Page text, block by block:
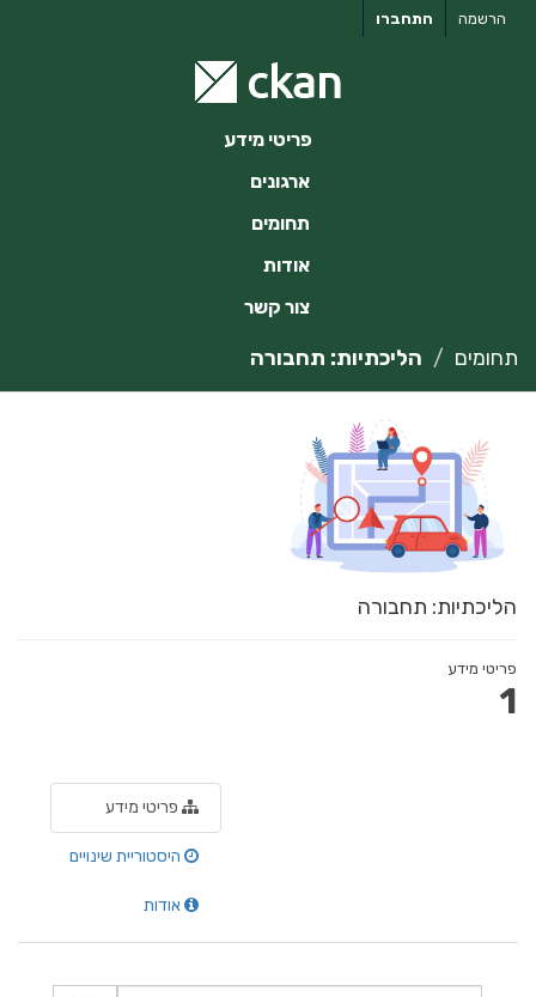
התחברו הרשמה
פריטי מידע
ארגונים
תחומים
אודות
צור קשר
תחומים הליכתיות: תחבורה
הליכתיות: תחבורה
פריטי מידע
1
פריטי מידע
היסטוריית שינויים
אודות